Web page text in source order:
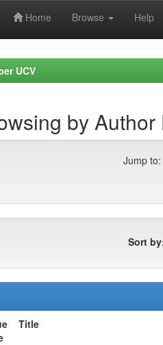
Home Browse Help
UCV
by
Jump to:
Sort
Title